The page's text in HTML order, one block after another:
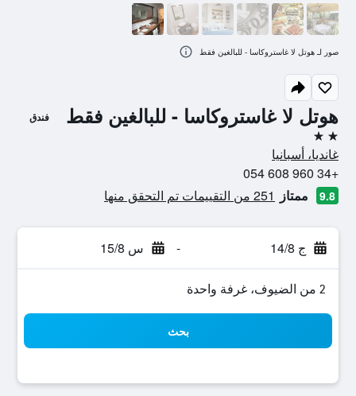
هوتل لا غاستروكاسا - للبالغين فقط فندق
2 نجمتين
غانديا، أسبانيا
+34 960 608 054
9.8 ممتاز 251 من التقييمات تم التحقق منها
ج 14/8 - س 15/8
2 من الضيوف، غرفة واحدة
بحث
صور لـ هوتل لا غاستروكاسا - للبالغين فقط